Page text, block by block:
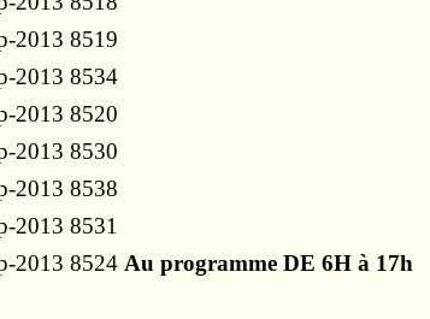
Au programme DE 6H à 17h